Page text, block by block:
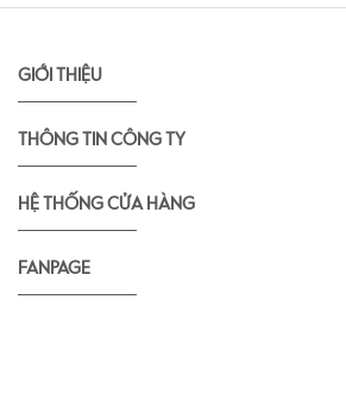
GIỚI THIỆU
THÔNG TIN CÔNG TY
HỆ THỐNG CỬA HÀNG
FANPAGE